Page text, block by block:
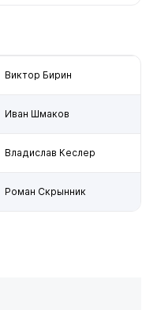
Виктор Бирин
Иван Шмаков
Владислав Кеслер
Роман Скрынник